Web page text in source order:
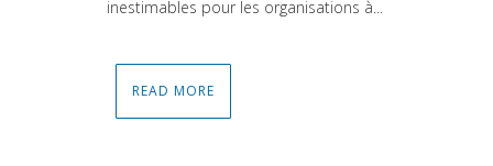
inestimables pour les organisations à...
READ MORE